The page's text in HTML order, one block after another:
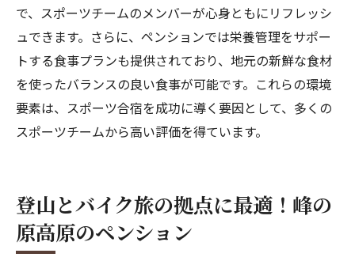
で、スポーツチームのメンバーが心身ともにリフレッシ
ュできます。さらに、ペンションでは栄養管理をサポー
トする食事プランも提供されており、地元の新鮮な食材
を使ったバランスの良い食事が可能です。これらの環境
要素は、スポーツ合宿を成功に導く要因として、多くの
スポーツチームから高い評価を得ています。
登山とバイク旅の拠点に最適！峰の
原高原のペンション